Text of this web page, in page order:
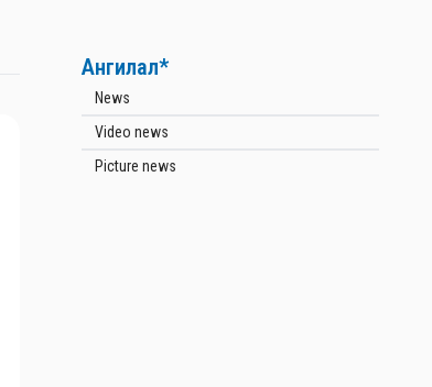
Ангилал*
News
Video news
Picture news